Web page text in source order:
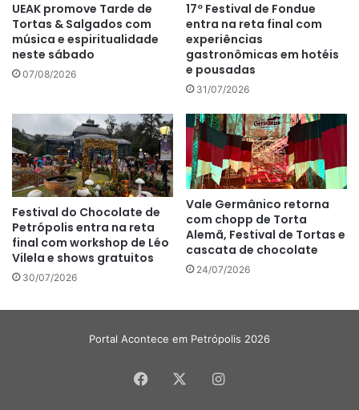
UEAK promove Tarde de
Tortas & Salgados com
música e espiritualidade
neste sábado
07/08/2026
17º Festival de Fondue
entra na reta final com
experiências
gastronômicas em hotéis
e pousadas
31/07/2026
Festival do Chocolate de
Petrópolis entra na reta
final com workshop de Léo
Vilela e shows gratuitos
30/07/2026
Vale Germânico retorna
com chopp de Torta
Alemã, Festival de Tortas e
cascata de chocolate
24/07/2026
Portal Acontece em Petrópolis 2026
Facebook Instagram